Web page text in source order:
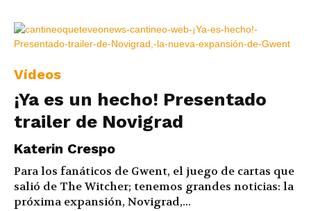
Vídeos
¡Ya es un hecho! Presentado
trailer de Novigrad
Katerin Crespo
Para los fanáticos de Gwent, el juego de cartas que
salió de The Witcher; tenemos grandes noticias: la
próxima expansión, Novigrad,...